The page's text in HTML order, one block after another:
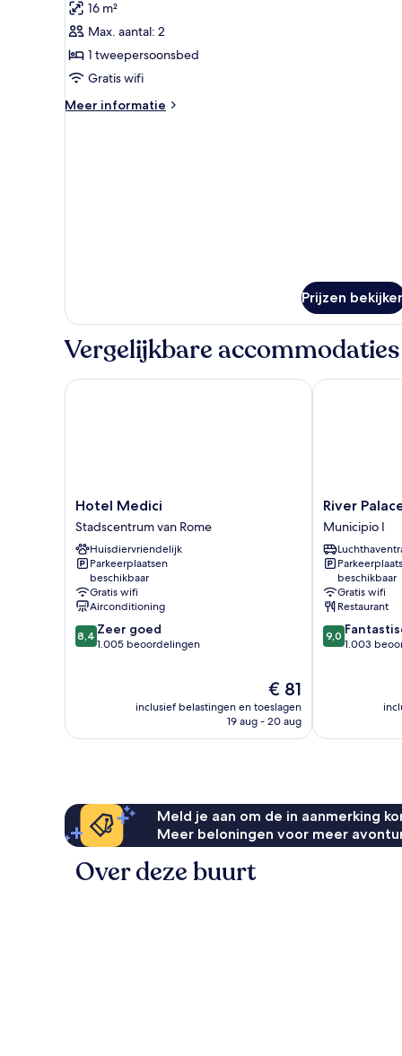
voor
Deluxe
Double
Room,
1
Double
16 m²
Max. aantal: 2
1 tweepersoonsbed
Gratis wifi
Meer informatie
Meer
Prijzen
Vergelijkbare accommodaties
Hotel
Medici
Stadscentrum
van
Rome
Hotel Medici
Stadscentrum van Rome
Huisdiervriendelijk
Parkeerplaatsen
beschikbaar
Gratis wifi
Airconditioning
8.4
van
8,4 Zeer goed
1.005 beoordelingen
De
prijs
is
€ 81
inclusief belastingen en toeslagen
19 aug - 20 aug
Hotel Medici
River
Palace
Hotel
Municipio
I
River
Municipio I
beschikbaar
Gratis wifi
Restaurant
9.0
van
9,0
1.003
River Palace
Meld je aan om de in aanmerking
Meer beloningen voor meer
Over deze buurt